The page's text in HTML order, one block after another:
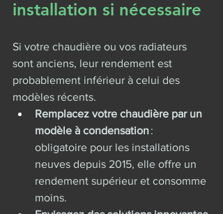
installation si nécessaire
Si votre chaudière ou vos radiateurs
sont anciens, leur rendement est
probablement inférieur à celui des
modèles récents.
Remplacez votre chaudière par un
modèle à condensation :
obligatoire pour les installations
neuves depuis 2015, elle offre un
rendement supérieur et consomme
moins.